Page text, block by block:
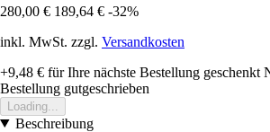
280,00 € 189,64 € -32%
inkl. MwSt. zzgl. Versandkosten
+9,48 € für Ihre nächste Bestellung geschenkt
Bestellung gutgeschrieben
Loading...
Beschreibung